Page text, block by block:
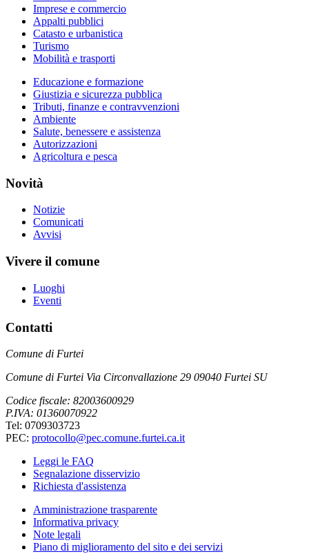
Imprese e commercio
Appalti pubblici
Catasto e urbanistica
Turismo
Mobilità e trasporti
Educazione e formazione
Giustizia e sicurezza pubblica
Tributi, finanze e contravvenzioni
Ambiente
Salute, benessere e assistenza
Autorizzazioni
Agricoltura e pesca
Novità
Notizie
Comunicati
Avvisi
Vivere il comune
Luoghi
Eventi
Contatti
Comune di Furtei
Comune di Furtei Via Circonvallazione 29 09040 Furtei SU
Codice fiscale: 82003600929
P.IVA: 01360070922
Tel: 0709303723
PEC: protocollo@pec.comune.furtei.ca.it
Leggi le FAQ
Segnalazione disservizio
Richiesta d'assistenza
Amministrazione trasparente
Informativa privacy
Note legali
Piano di miglioramento del sito e dei servizi